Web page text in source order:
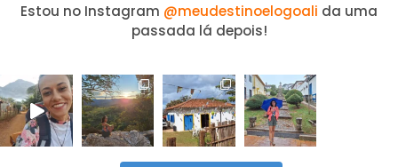
Estou no Instagram @meudestinoelogoali da uma
passada lá depois!